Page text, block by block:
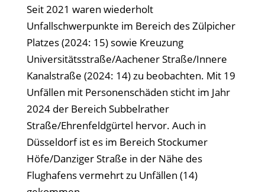
Seit 2021 waren wiederholt
Unfallschwerpunkte im Bereich des Zülpicher
Platzes (2024: 15) sowie Kreuzung
Universitätsstraße/Aachener Straße/Innere
Kanalstraße (2024: 14) zu beobachten. Mit 19
Unfällen mit Personenschäden sticht im Jahr
2024 der Bereich Subbelrather
Straße/Ehrenfeldgürtel hervor. Auch in
Düsseldorf ist es im Bereich Stockumer
Höfe/Danziger Straße in der Nähe des
Flughafens vermehrt zu Unfällen (14)